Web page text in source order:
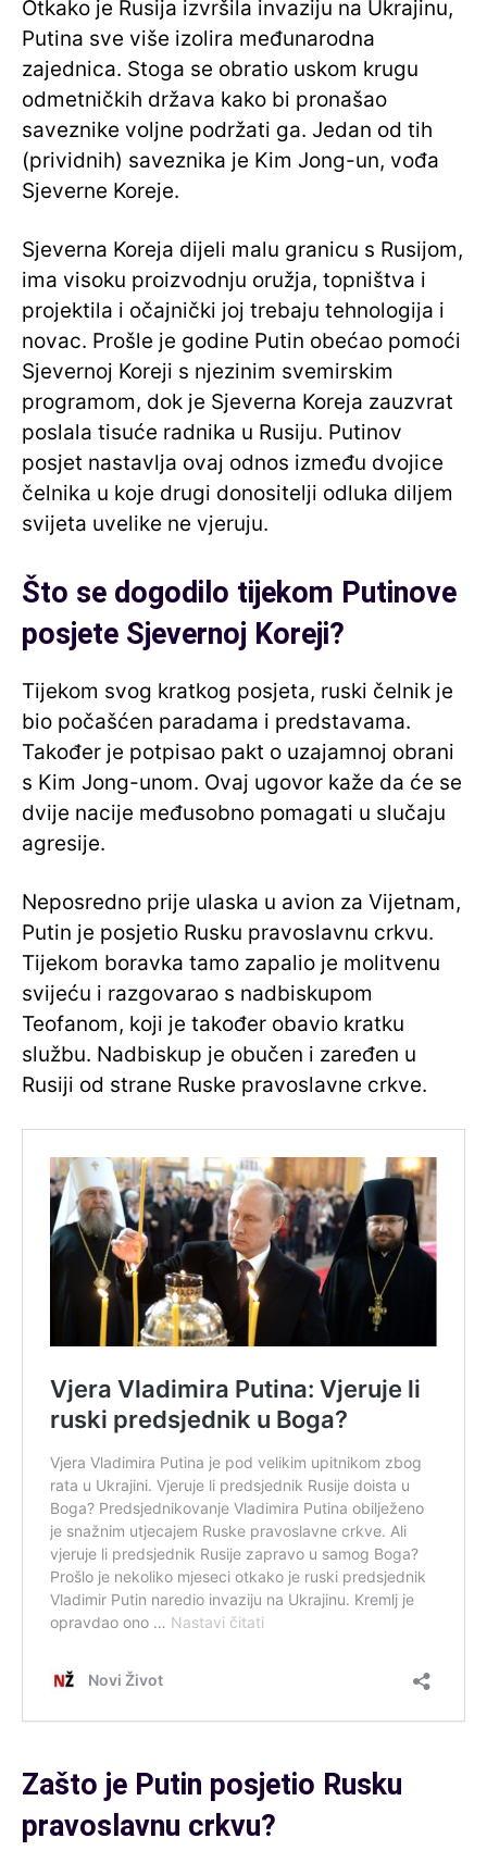
Otkako je Rusija izvršila invaziju na Ukrajinu,
Putina sve više izolira međunarodna
zajednica. Stoga se obratio uskom krugu
odmetničkih država kako bi pronašao
saveznike voljne podržati ga. Jedan od tih
(prividnih) saveznika je Kim Jong-un, vođa
Sjeverne Koreje.
Sjeverna Koreja dijeli malu granicu s Rusijom,
ima visoku proizvodnju oružja, topništva i
projektila i očajnički joj trebaju tehnologija i
novac. Prošle je godine Putin obećao pomoći
Sjevernoj Koreji s njezinim svemirskim
programom, dok je Sjeverna Koreja zauzvrat
poslala tisuće radnika u Rusiju. Putinov
posjet nastavlja ovaj odnos između dvojice
čelnika u koje drugi donositelji odluka diljem
svijeta uvelike ne vjeruju.
Što se dogodilo tijekom Putinove
posjete Sjevernoj Koreji?
Tijekom svog kratkog posjeta, ruski čelnik je
bio počašćen paradama i predstavama.
Također je potpisao pakt o uzajamnoj obrani
s Kim Jong-unom. Ovaj ugovor kaže da će se
dvije nacije međusobno pomagati u slučaju
agresije.
Neposredno prije ulaska u avion za Vijetnam,
Putin je posjetio Rusku pravoslavnu crkvu.
Tijekom boravka tamo zapalio je molitvenu
svijeću i razgovarao s nadbiskupom
Teofanom, koji je također obavio kratku
službu. Nadbiskup je obučen i zaređen u
Rusiji od strane Ruske pravoslavne crkve.
Zašto je Putin posjetio Rusku
pravoslavnu crkvu?